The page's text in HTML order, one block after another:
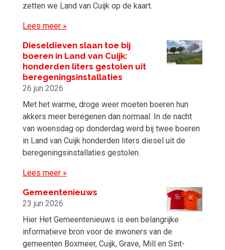
zetten we Land van Cuijk op de kaart.
Lees meer »
Dieseldieven slaan toe bij
boeren in Land van Cuijk:
honderden liters gestolen uit
beregeningsinstallaties
26 jun 2026
Met het warme, droge weer moeten boeren hun
akkers meer beregenen dan normaal. In de nacht
van woensdag op donderdag werd bij twee boeren
in Land van Cuijk honderden liters diesel uit de
beregeningsinstallaties gestolen.
Lees meer »
Gemeentenieuws
23 jun 2026
Hier Het Gemeentenieuws is een belangrijke
informatieve bron voor de inwoners van de
gemeenten Boxmeer, Cuijk, Grave, Mill en Sint-